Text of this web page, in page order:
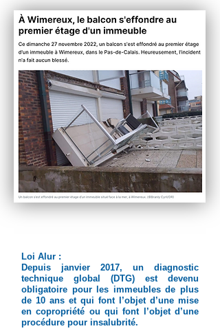
Loi Alur :
Depuis janvier 2017, un diagnostic
technique global (DTG) est devenu
obligatoire pour les immeubles de plus
de 10 ans et qui font l’objet d’une mise
en copropriété ou qui font l’objet d’une
procédure pour insalubrité.